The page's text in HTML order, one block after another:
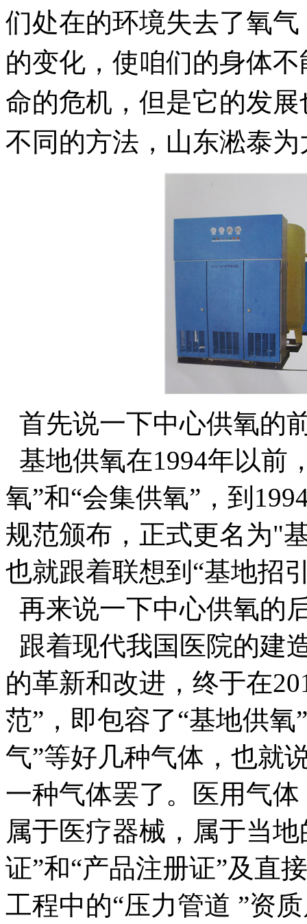
们处在的环境失去了氧
的变化，使咱们的身体
命的危机，但是它的发
不同的方法，山东淞泰
首先说一下中心供氧的
基地供氧在1994年以前
氧”和“会集供氧”，到
规范颁布，正式更名为"
也就跟着联想到“基地招
再来说一下中心供氧的
跟着现代我国医院的建
的革新和改进，终于在
范”，即包容了“基地供氧
气”等好几种气体，也就
一种气体罢了。医用气
属于医疗器械，属于当
证”和“产品注册证”及直
工程中的“压力管道 ”资